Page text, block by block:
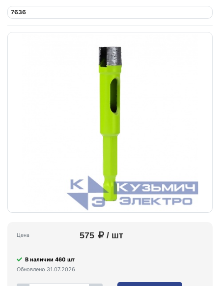
7636
Цена 575 / шт
В наличии 460 шт
Обновлено 31.07.2026